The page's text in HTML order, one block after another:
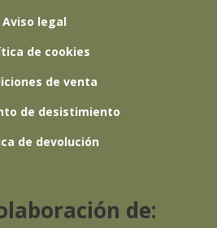
Aviso legal
de cookies
de venta
de desistimiento
de devolución
de: